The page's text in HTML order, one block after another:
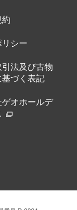
約
シー
法及び古物
づく表記
オホールデ